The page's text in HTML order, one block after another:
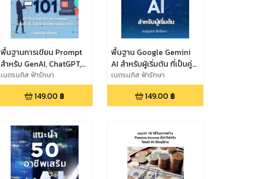
พื้นฐานการเขียน Prompt
สำหรับ GenAI, ChatGPT,
Google Gemini รวมถึง AI
อื่นๆ สำหรับผู้เริ่มต้น
เนตรนภิส ฟ้ารักษา
149.00 ฿
พื้นฐาน Google Gemini
AI สำหรับผู้เริ่มต้น ที่เป็นคู่
แข่งกับ ChatGPT,
Microsoft Copilot, Meta
เนตรนภิส ฟ้ารักษา
149.00 ฿